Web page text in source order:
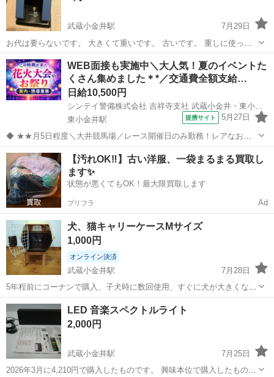
武蔵小金井駅
7月29日
お代は要らないです。 大きくて重いです。 古いです。 重しに使って
います。 洗ってキレイに拭いてはあります。 お譲り頂いたのですが、
私は使っていません。 クローゼット保管してあります。 35枚挟めるそ
うです。 7/30迄...
東京 小金井市 武蔵小金井駅 その他
WEB面接も実施中＼大人気！夏のイベントた
くさん集めました＊*／交通費全額支給…
日給10,500円
シンテイ警備株式会社 吉祥寺支社 武蔵小金井・東小金井・新小金井(イベント警備)エリア/A3203200118
東小金井駅
提携サイト 5月27日
◆ ★★月5日程度＼大井競馬場／レース開催日のみ勤務！レアなお仕
事です★★ ◆ 『レース開催日のみ働きたい』→OK！ まだまだ沢山お
仕事をご用意しているので 他のお仕事と並行して働きたい等 皆様のご
要望に合わせます！Wワー...
東京 小金井市 東小金井駅 警備員
【汚れOK‼️】古い洋服、一袋まるまる買取し
ます✨
状態が悪くてもOK！最大限買取します
プリフラ Ad
犬、猫キャリーケースMサイズ
1,000円
オンライン決済
武蔵小金井駅
7月28日
5年程前にコーナンで購入、子犬時に数回使用、すぐに犬が大きくなっ
てしまったので自宅保管していました。美品ですが、中古なので神経
質な方はご遠慮ください。武蔵小金井駅の近辺まで取りに来ていただ
ける方を希望します。 料金の交渉は...
東京 小金井市 武蔵小金井駅 その他
LED 音楽スペクトルライト
2,000円
武蔵小金井駅
7月25日
2026年3月に4,210円で購入したものです。 興味本位で購入したもの